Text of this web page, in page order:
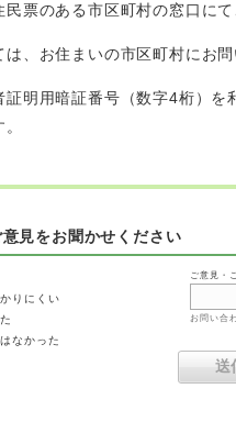
票のある市区町村の窓口に
は、お住まいの市区町村にお
明用暗証番号（数字4桁）
見をお聞かせください
りにくい
なかった
ご意見・
お問い合